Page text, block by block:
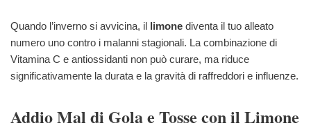
Quando l’inverno si avvicina, il limone diventa il tuo alleato
numero uno contro i malanni stagionali. La combinazione di
Vitamina C e antiossidanti non può curare, ma riduce
significativamente la durata e la gravità di raffreddori e influenze.
Addio Mal di Gola e Tosse con il Limone